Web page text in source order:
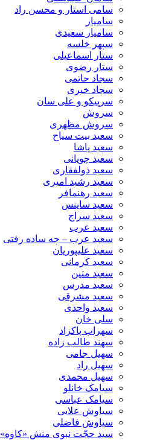
سامی استار و محسن راد
سامیار
سامیار سعیدی
سپهر خلسه
ستار اسماعیلی
ستار رضوی
سجاد حاتمی
سجاد خیری
سرپیکو و علی سان
سروش
سروش مظهری
سعید بیت سیاح
سعید پاشا
سعید چوپانی
سعید ذولفقاری
سعید رشید امیری
سعید رهنمافر
سعید ساینس
سعید سراج
سعید عرب
سعید عرب – چه ساده رفتی
سعید علیپوریان
سعید کرمانی
سعید متین
سعید مدرس
سعید مشرقی
سعید واحدی
سلی خان
سهراب پاکزاد
سهند طالب زاده
سهیل جامی
سهیل راد
سهیل محمدی
سیامک خانلو
سیامک عباسی
سیاوش علایی
سیاوش فاضلی
سید حجّت نبوی منش «کاوه»